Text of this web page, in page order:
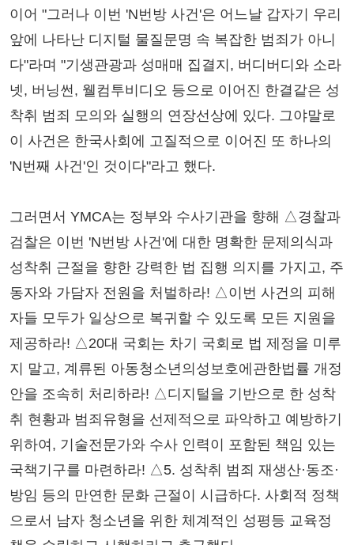
이어 "그러나 이번 'N번방 사건'은 어느날 갑자기 우리
앞에 나타난 디지털 물질문명 속 복잡한 범죄가 아니
다"라며 "기생관광과 성매매 집결지, 버디버디와 소라
넷, 버닝썬, 웰컴투비디오 등으로 이어진 한결같은 성
착취 범죄 모의와 실행의 연장선상에 있다. 그야말로
이 사건은 한국사회에 고질적으로 이어진 또 하나의
'N번째 사건'인 것이다"라고 했다.
그러면서 YMCA는 정부와 수사기관을 향해 △경찰과
검찰은 이번 'N번방 사건'에 대한 명확한 문제의식과
성착취 근절을 향한 강력한 법 집행 의지를 가지고, 주
동자와 가담자 전원을 처벌하라! △이번 사건의 피해
자들 모두가 일상으로 복귀할 수 있도록 모든 지원을
제공하라! △20대 국회는 차기 국회로 법 제정을 미루
지 말고, 계류된 아동청소년의성보호에관한법률 개정
안을 조속히 처리하라! △디지털을 기반으로 한 성착
취 현황과 범죄유형을 선제적으로 파악하고 예방하기
위하여, 기술전문가와 수사 인력이 포함된 책임 있는
국책기구를 마련하라! △5. 성착취 범죄 재생산·동조·
방임 등의 만연한 문화 근절이 시급하다. 사회적 정책
으로서 남자 청소년을 위한 체계적인 성평등 교육정